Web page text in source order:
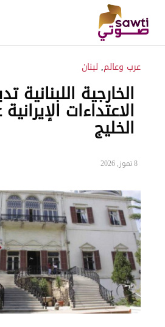
عرب وعالم, لبنان
الخارجية اللبنانية
الاعتداءات
الخليج
8 تموز, 2026